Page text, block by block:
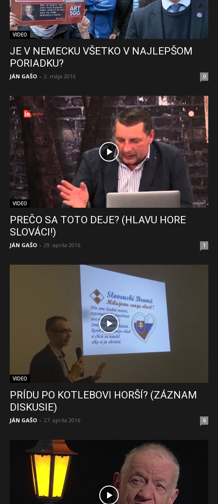
VIDEO
JE V NEMECKU VŠETKO V NAJLEPŠOM
PORIADKU?
JÁN GAŠO - 2. mája 2016 0
VIDEO
PREČO SA TOTO DEJE? (HLAVU HORE
SLOVÁCI!)
JÁN GAŠO - 29. apríla 2016 1
VIDEO
PRÍDU PO KOTLEBOVI HORŠÍ? (ZÁZNAM
DISKUSIE)
JÁN GAŠO - 27. apríla 2016 6